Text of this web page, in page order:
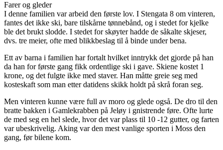
Farer og gleder
I denne familien var arbeid den første lov. I Stengata 8 om vinteren,
fantes det ikke ski, bare tilskårne tønnebånd, og i stedet for kjelke
ble det brukt slodde. I stedet for skøyter hadde de såkalte skjeser,
dvs. tre meier, ofte med blikkbeslag til å binde under bena.
Ett av barna i familien har fortalt hvilket inntrykk det gjorde på han
da han for første gang fikk ordentlige ski i gave. Skiene kostet 1
krone, og det fulgte ikke med staver. Han måtte greie seg med
kosteskaft som man etter datidens skikk holdt på skrå foran seg.
Men vinteren kunne være full av moro og glede også. De dro til den
bratte bakken i Gamlekrabben på Jeløy i gnistrende føre. Ofte lurte
de med seg en hel slede, hvor det var plass til 10 -12 gutter, og farten
var ubeskrivelig. Aking var den mest vanlige sporten i Moss den
gang, før bilene kom.